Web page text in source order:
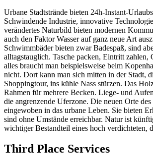
Urbane Stadtstrände bieten 24h-Instant-
Schwindende Industrie, innovative
verändertes Naturbild bieten modernen
auch den Faktor Wasser auf ganz neue Art
Schwimmbäder bieten zwar Badespaß, sind
alltagstauglich. Tasche packen, Eintritt zahlen,
alles braucht man beispielsweise beim
nicht. Dort kann man sich mitten in der Stadt,
Shoppingtour, ins kühle Nass stürzen. Das
Rahmen für mehrere Becken. Liege- und
die angrenzende Uferzone. Die neuen Orte des
eingewoben in das urbane Leben. Sie bieten
sind ohne Umstände erreichbar. Natur ist
wichtiger Bestandteil eines hoch verdichteten,
Third Place Services